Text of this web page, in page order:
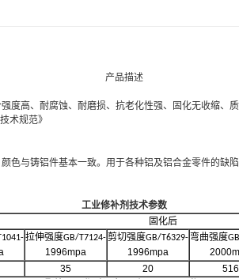
产品描述
度高、耐腐蚀、耐磨损、抗老化性强、固化无收缩、
术规范》
色与铸铝件基本一致。用于各种铝及铝合金零件的缺陷
工业修补剂技术参数
固化后
拉伸强度GB/T7124-
1996mpa
剪切强度GB/T6329-
1996mpa
弯曲强度
35 20 516